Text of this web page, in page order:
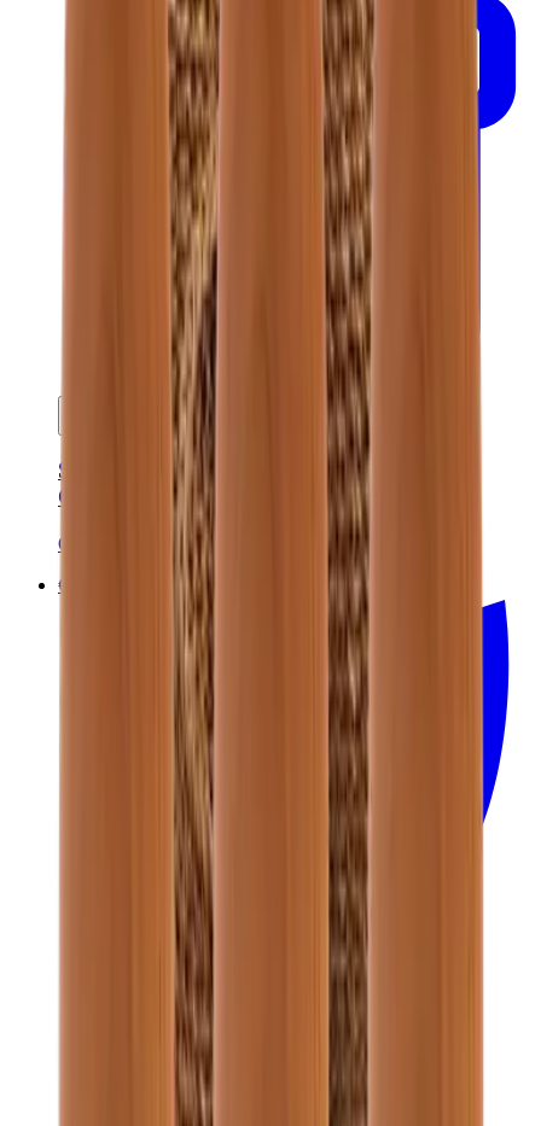
Ajouter au panier
Set de 3 paniers en hogla - Brun foncé -
ORGANIC SHAPE BASKET S/3
Originalhome
€29.00